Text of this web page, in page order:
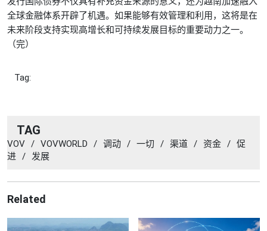
全球金融体系开辟了机遇。如果能够有效管理和利用，这将是在
未来阶段支持实现高增长和可持续发展目标的重要动力之一。
（完）
Tag:
TAG
VOV / VOVWORLD / 调动 / 一切 / 渠道 / 资金 / 促
进 / 发展
Related